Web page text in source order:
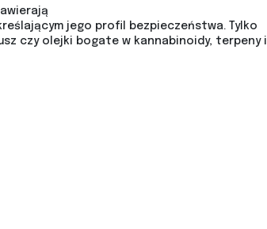
jego profil bezpieczeństwa. Tylko
czy olejki bogate w kannabinoidy, terpeny i